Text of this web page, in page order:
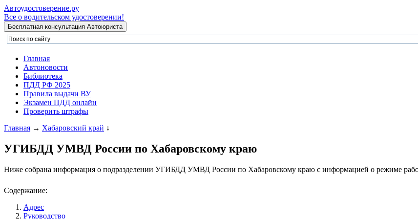
Автоудостоверение.ру
Все о водительском удостоверении!
Главная
Автоновости
Библиотека
ПДД РФ 2025
Правила выдачи ВУ
Экзамен ПДД онлайн
Проверить штрафы
Главная → Хабаровский край ↓
УГИБДД УМВД России по Хабаровскому краю
Ниже собрана информация о подразделении УГИБДД УМВД России по Хабаровскому краю с информацией о режиме
Содержание:
Адрес
Руководство